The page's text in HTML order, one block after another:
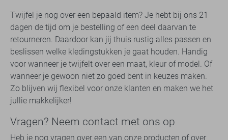
Twijfel je nog over een bepaald item? Je hebt bij ons 21
dagen de tijd om je bestelling of een deel daarvan te
retourneren. Daardoor kan jij thuis rustig alles passen en
beslissen welke kledingstukken je gaat houden. Handig
voor wanneer je twijfelt over een maat, kleur of model. Of
wanneer je gewoon niet zo goed bent in keuzes maken.
Zo blijven wij flexibel voor onze klanten en maken we het
jullie makkelijker!
Vragen? Neem contact met ons op
Heb je nog vragen over een van onze producten of over